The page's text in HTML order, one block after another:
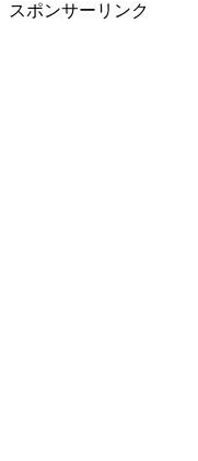
スポンサーリンク